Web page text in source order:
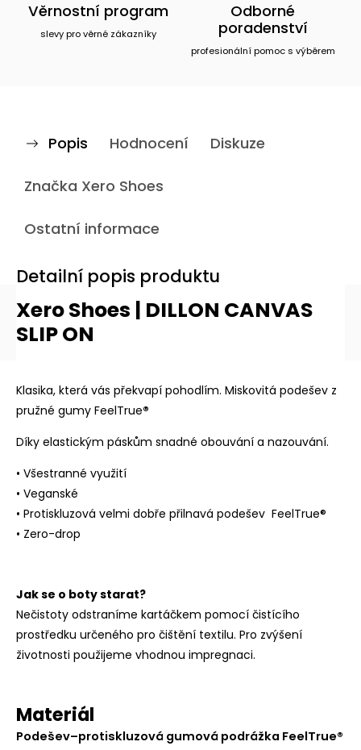
Věrnostní program
slevy pro věrné zákazníky
Odborné
poradenství
profesionální pomoc s výběrem
Popis Hodnocení Diskuze
Značka Xero Shoes
Ostatní informace
Detailní popis produktu
Xero Shoes | DILLON CANVAS
SLIP ON
Klasika, která vás překvapí pohodlím. Miskovitá podešev z
pružné gumy FeelTrue®
Díky elastickým páskům snadné obouvání a nazouvání.
• Všestranné využití
• Veganské
• Protiskluzová velmi dobře přilnavá podešev FeelTrue®
• Zero-drop
Jak se o boty starat?
Nečistoty odstraníme kartáčkem pomocí čistícího
prostředku určeného pro čištění textilu. Pro zvýšení
životnosti použijeme vhodnou impregnaci.
Materiál
Podešev–protiskluzová gumová podrážka FeelTrue®